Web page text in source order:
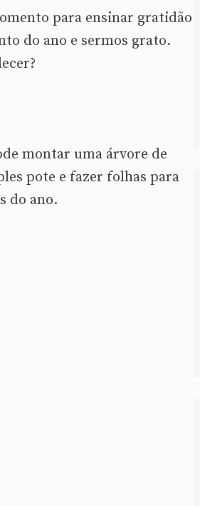
para ensinar gratidão
do ano e sermos grato.
montar uma árvore de
pote e fazer folhas para
do ano.